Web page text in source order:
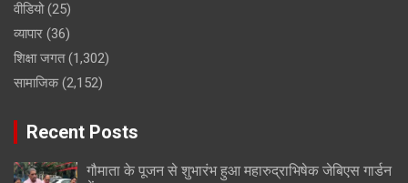
वीडियो(25)
व्यापार (36)
शिक्षा जगत(1,302)
सामाजिक(2,152)
Recent Posts
गौमाता के पूजन से शुभारंभ हुआ महारुद्राभिषेक जेबिएस गार्डन